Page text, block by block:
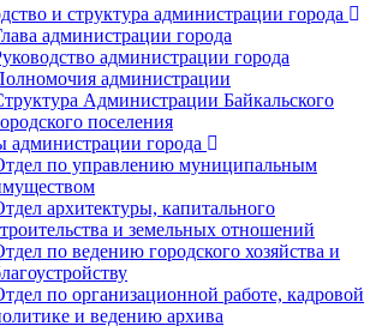
и структура администрации города
администрации города
администрации города
администрации
Администрации Байкальского
поселения
администрации города
по управлению муниципальным
архитектуры, капитального
и земельных отношений
по ведению городского хозяйства и
по организационной работе, кадровой
и ведению архива